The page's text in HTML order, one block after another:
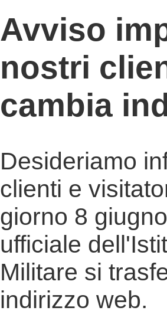
Avviso
nostri
cambia
Desideriamo
clienti e
giorno 8
ufficiale
Militare si
indirizzo web.